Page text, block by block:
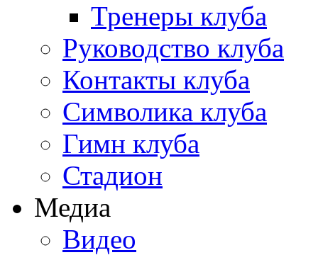
Тренеры клуба
Руководство клуба
Контакты клуба
Символика клуба
Гимн клуба
Стадион
Медиа
Видео